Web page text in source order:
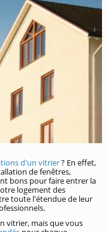
d'un vitrier? En effet,
de fenêtres,
bons pour faire entrer la
logement des
toute l'étendue de leur
vitrier, mais que vous